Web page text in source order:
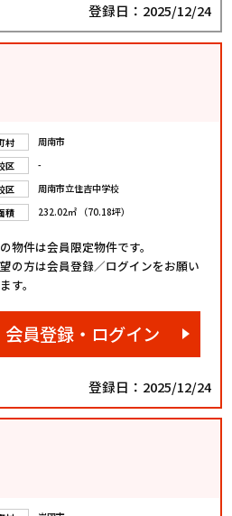
登録日：2025/12/24
村
周南市
区
-
区
周南市立住吉中学校
積
232.02㎡ （70.18坪）
物件は会員限定物件です。
の方は会員登録／ログインをお願い
す。
会員登録・ログイン
登録日：2025/12/24